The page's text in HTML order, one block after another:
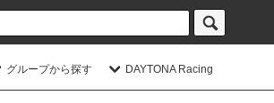
グループから探す DAYTONA Racing